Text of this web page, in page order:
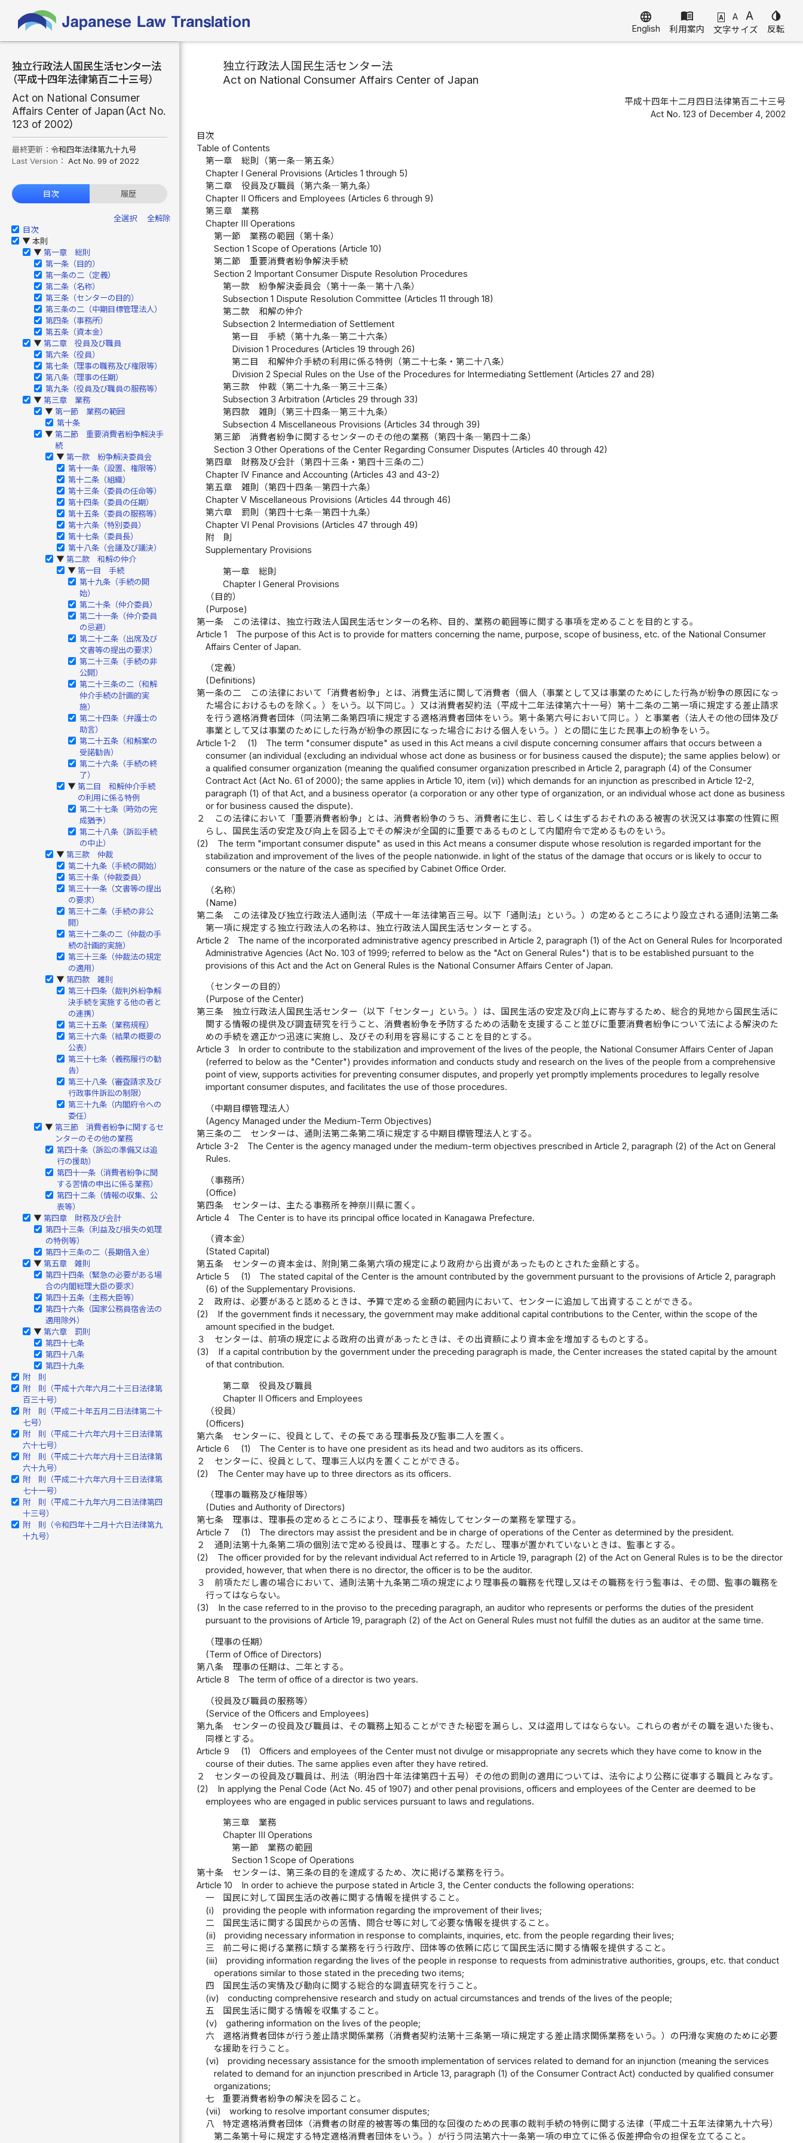
language
English
menu_book
利用案内
A A A
文字サイズ
invert_colors
反転
独立行政法人国民生活センター法
（平成十四年法律第百二十三号）
Act on National Consumer
Affairs Center of Japan（Act No.
123 of 2002）
最終更新： 令和四年法律第九十九号
Last Version： Act No. 99 of 2022
目次 履歴
全選択
全解除
目次
▶ 本則
▶ 第一章 総則
第一条（目的）
第一条の二（定義）
第二条（名称）
第三条（センターの目的）
第三条の二（中期目標管理法人）
第四条（事務所）
第五条（資本金）
▶ 第二章 役員及び職員
第六条（役員）
第七条（理事の職務及び権限等）
第八条（理事の任期）
第九条（役員及び職員の服務等）
▶ 第三章 業務
▶ 第一節 業務の範囲
第十条
▶ 第二節 重要消費者紛争解決手
続
▶ 第一款 紛争解決委員会
第十一条（設置、権限等）
第十二条（組織）
第十三条（委員の任命等）
第十四条（委員の任期）
第十五条（委員の服務等）
第十六条（特別委員）
第十七条（委員長）
第十八条（会議及び議決）
▶ 第二款 和解の仲介
▶ 第一目 手続
第十九条（手続の開
始）
第二十条（仲介委員）
第二十一条（仲介委員
の忌避）
第二十二条（出席及び
文書等の提出の要求）
第二十三条（手続の非
公開）
第二十三条の二（和解
仲介手続の計画的実
施）
第二十四条（弁護士の
助言）
第二十五条（和解案の
受諾勧告）
第二十六条（手続の終
了）
▶ 第二目 和解仲介手続
の利用に係る特例
第二十七条（時効の完
成猶予）
第二十八条（訴訟手続
の中止）
▶ 第三款 仲裁
第二十九条（手続の開始）
第三十条（仲裁委員）
第三十一条（文書等の提出
の要求）
第三十二条（手続の非公
開）
第三十二条の二（仲裁の手
続の計画的実施）
第三十三条（仲裁法の規定
の適用）
▶ 第四款 雑則
第三十四条（裁判外紛争解
決手続を実施する他の者と
の連携）
第三十五条（業務規程）
第三十六条（結果の概要の
公表）
第三十七条（義務履行の勧
告）
第三十八条（審査請求及び
行政事件訴訟の制限）
第三十九条（内閣府令への
委任）
▶ 第三節 消費者紛争に関するセ
ンターのその他の業務
第四十条（訴訟の準備又は追
行の援助）
第四十一条（消費者紛争に関
する苦情の申出に係る業務）
第四十二条（情報の収集、公
表等）
▶ 第四章 財務及び会計
第四十三条（利益及び損失の処理
の特例等）
第四十三条の二（長期借入金）
▶ 第五章 雑則
第四十四条（緊急の必要がある場
合の内閣総理大臣の要求）
第四十五条（主務大臣等）
第四十六条（国家公務員宿舎法の
適用除外）
▶ 第六章 罰則
第四十七条
第四十八条
第四十九条
附 則
附 則（平成十六年六月二十三日法律第
百三十号）
附 則（平成二十年五月二日法律第二十
七号）
附 則（平成二十六年六月十三日法律第
六十七号）
附 則（平成二十六年六月十三日法律第
六十九号）
附 則（平成二十六年六月十三日法律第
七十一号）
附 則（平成二十九年六月二日法律第四
十三号）
附 則（令和四年十二月十六日法律第九
十九号）
独立行政法人国民生活センター法
Act on National Consumer Affairs Center of Japan
平成十四年十二月四日法律第百二十三号
Act No. 123 of December 4, 2002
目次
Table of Contents
第一章 総則（第一条―第五条）
Chapter I General Provisions (Articles 1 through 5)
第二章 役員及び職員（第六条―第九条）
Chapter II Officers and Employees (Articles 6 through 9)
第三章 業務
Chapter III Operations
第一節 業務の範囲（第十条）
Section 1 Scope of Operations (Article 10)
第二節 重要消費者紛争解決手続
Section 2 Important Consumer Dispute Resolution Procedures
第一款 紛争解決委員会（第十一条―第十八条）
Subsection 1 Dispute Resolution Committee (Articles 11 through 18)
第二款 和解の仲介
Subsection 2 Intermediation of Settlement
第一目 手続（第十九条―第二十六条）
Division 1 Procedures (Articles 19 through 26)
第二目 和解仲介手続の利用に係る特例（第二十七条・第二十八条）
Division 2 Special Rules on the Use of the Procedures for Intermediating Settlement (Articles 27 and 28)
第三款 仲裁（第二十九条―第三十三条）
Subsection 3 Arbitration (Articles 29 through 33)
第四款 雑則（第三十四条―第三十九条）
Subsection 4 Miscellaneous Provisions (Articles 34 through 39)
第三節 消費者紛争に関するセンターのその他の業務（第四十条―第四十二条）
Section 3 Other Operations of the Center Regarding Consumer Disputes (Articles 40 through 42)
第四章 財務及び会計（第四十三条・第四十三条の二）
Chapter IV Finance and Accounting (Articles 43 and 43-2)
第五章 雑則（第四十四条―第四十六条）
Chapter V Miscellaneous Provisions (Articles 44 through 46)
第六章 罰則（第四十七条―第四十九条）
Chapter VI Penal Provisions (Articles 47 through 49)
附 則
Supplementary Provisions
第一章 総則
Chapter I General Provisions
（目的）
(Purpose)
第一条
この法律は、独立行政法人国民生活センターの名称、目的、業務の範囲等に関する事項を定めることを目的とする。
Article 1
The purpose of this Act is to provide for matters concerning the name, purpose, scope of business, etc. of the National Consumer
Affairs Center of Japan.
（定義）
(Definitions)
第一条の二
この法律において「消費者紛争」とは、消費生活に関して消費者（個人（事業として又は事業のためにした行為が紛争の原因になっ
た場合におけるものを除く。）をいう。以下同じ。）又は消費者契約法（平成十二年法律第六十一号）第十二条の二第一項に規定する差止請求
を行う適格消費者団体（同法第二条第四項に規定する適格消費者団体をいう。第十条第六号において同じ。）と事業者（法人その他の団体及び
事業として又は事業のためにした行為が紛争の原因になった場合における個人をいう。）との間に生じた民事上の紛争をいう。
Article 1-2
(1)
The term "consumer dispute" as used in this Act means a civil dispute concerning consumer affairs that occurs between a
consumer (an individual (excluding an individual whose act done as business or for business caused the dispute); the same applies below) or
a qualified consumer organization (meaning the qualified consumer organization prescribed in Article 2, paragraph (4) of the Consumer
Contract Act (Act No. 61 of 2000); the same applies in Article 10, item (vi)) which demands for an injunction as prescribed in Article 12-2,
paragraph (1) of that Act, and a business operator (a corporation or any other type of organization, or an individual whose act done as business
or for business caused the dispute).
２
この法律において「重要消費者紛争」とは、消費者紛争のうち、消費者に生じ、若しくは生ずるおそれのある被害の状況又は事案の性質に照
らし、国民生活の安定及び向上を図る上でその解決が全国的に重要であるものとして内閣府令で定めるものをいう。
(2)
The term "important consumer dispute" as used in this Act means a consumer dispute whose resolution is regarded important for the
stabilization and improvement of the lives of the people nationwide. in light of the status of the damage that occurs or is likely to occur to
consumers or the nature of the case as specified by Cabinet Office Order.
（名称）
(Name)
第二条
この法律及び独立行政法人通則法（平成十一年法律第百三号。以下「通則法」という。）の定めるところにより設立される通則法第二条
第一項に規定する独立行政法人の名称は、独立行政法人国民生活センターとする。
Article 2
The name of the incorporated administrative agency prescribed in Article 2, paragraph (1) of the Act on General Rules for Incorporated
Administrative Agencies (Act No. 103 of 1999; referred to below as the "Act on General Rules") that is to be established pursuant to the
provisions of this Act and the Act on General Rules is the National Consumer Affairs Center of Japan.
（センターの目的）
(Purpose of the Center)
第三条
独立行政法人国民生活センター（以下「センター」という。）は、国民生活の安定及び向上に寄与するため、総合的見地から国民生活に
関する情報の提供及び調査研究を行うこと、消費者紛争を予防するための活動を支援すること並びに重要消費者紛争について法による解決のた
めの手続を適正かつ迅速に実施し、及びその利用を容易にすることを目的とする。
Article 3
In order to contribute to the stabilization and improvement of the lives of the people, the National Consumer Affairs Center of Japan
(referred to below as the "Center") provides information and conducts study and research on the lives of the people from a comprehensive
point of view, supports activities for preventing consumer disputes, and properly yet promptly implements procedures to legally resolve
important consumer disputes, and facilitates the use of those procedures.
（中期目標管理法人）
(Agency Managed under the Medium-Term Objectives)
第三条の二
センターは、通則法第二条第二項に規定する中期目標管理法人とする。
Article 3-2
The Center is the agency managed under the medium-term objectives prescribed in Article 2, paragraph (2) of the Act on General
Rules.
（事務所）
(Office)
第四条
センターは、主たる事務所を神奈川県に置く。
Article 4
The Center is to have its principal office located in Kanagawa Prefecture.
（資本金）
(Stated Capital)
第五条
センターの資本金は、附則第二条第六項の規定により政府から出資があったものとされた金額とする。
Article 5
(1)
The stated capital of the Center is the amount contributed by the government pursuant to the provisions of Article 2, paragraph
(6) of the Supplementary Provisions.
２
政府は、必要があると認めるときは、予算で定める金額の範囲内において、センターに追加して出資することができる。
(2)
If the government finds it necessary, the government may make additional capital contributions to the Center, within the scope of the
amount specified in the budget.
３
センターは、前項の規定による政府の出資があったときは、その出資額により資本金を増加するものとする。
(3)
If a capital contribution by the government under the preceding paragraph is made, the Center increases the stated capital by the amount
of that contribution.
第二章 役員及び職員
Chapter II Officers and Employees
（役員）
(Officers)
第六条
センターに、役員として、その長である理事長及び監事二人を置く。
Article 6
(1)
The Center is to have one president as its head and two auditors as its officers.
２
センターに、役員として、理事三人以内を置くことができる。
(2)
The Center may have up to three directors as its officers.
（理事の職務及び権限等）
(Duties and Authority of Directors)
第七条
理事は、理事長の定めるところにより、理事長を補佐してセンターの業務を掌理する。
Article 7
(1)
The directors may assist the president and be in charge of operations of the Center as determined by the president.
２
通則法第十九条第二項の個別法で定める役員は、理事とする。ただし、理事が置かれていないときは、監事とする。
(2)
The officer provided for by the relevant individual Act referred to in Article 19, paragraph (2) of the Act on General Rules is to be the director
provided, however, that when there is no director, the officer is to be the auditor.
３
前項ただし書の場合において、通則法第十九条第二項の規定により理事長の職務を代理し又はその職務を行う監事は、その間、監事の職務を
行ってはならない。
(3)
In the case referred to in the proviso to the preceding paragraph, an auditor who represents or performs the duties of the president
pursuant to the provisions of Article 19, paragraph (2) of the Act on General Rules must not fulfill the duties as an auditor at the same time.
（理事の任期）
(Term of Office of Directors)
第八条
理事の任期は、二年とする。
Article 8
The term of office of a director is two years.
（役員及び職員の服務等）
(Service of the Officers and Employees)
第九条
センターの役員及び職員は、その職務上知ることができた秘密を漏らし、又は盗用してはならない。これらの者がその職を退いた後も、
同様とする。
Article 9
(1)
Officers and employees of the Center must not divulge or misappropriate any secrets which they have come to know in the
course of their duties. The same applies even after they have retired.
２
センターの役員及び職員は、刑法（明治四十年法律第四十五号）その他の罰則の適用については、法令により公務に従事する職員とみなす。
(2)
In applying the Penal Code (Act No. 45 of 1907) and other penal provisions, officers and employees of the Center are deemed to be
employees who are engaged in public services pursuant to laws and regulations.
第三章 業務
Chapter III Operations
第一節 業務の範囲
Section 1 Scope of Operations
第十条
センターは、第三条の目的を達成するため、次に掲げる業務を行う。
Article 10
In order to achieve the purpose stated in Article 3, the Center conducts the following operations:
一
国民に対して国民生活の改善に関する情報を提供すること。
(i)
providing the people with information regarding the improvement of their lives;
二
国民生活に関する国民からの苦情、問合せ等に対して必要な情報を提供すること。
(ii)
providing necessary information in response to complaints, inquiries, etc. from the people regarding their lives;
三
前二号に掲げる業務に類する業務を行う行政庁、団体等の依頼に応じて国民生活に関する情報を提供すること。
(iii)
providing information regarding the lives of the people in response to requests from administrative authorities, groups, etc. that conduct
operations similar to those stated in the preceding two items;
四
国民生活の実情及び動向に関する総合的な調査研究を行うこと。
(iv)
conducting comprehensive research and study on actual circumstances and trends of the lives of the people;
五
国民生活に関する情報を収集すること。
(v)
gathering information on the lives of the people;
六
適格消費者団体が行う差止請求関係業務（消費者契約法第十三条第一項に規定する差止請求関係業務をいう。）の円滑な実施のために必要
な援助を行うこと。
(vi)
providing necessary assistance for the smooth implementation of services related to demand for an injunction (meaning the services
related to demand for an injunction prescribed in Article 13, paragraph (1) of the Consumer Contract Act) conducted by qualified consumer
organizations;
七
重要消費者紛争の解決を図ること。
(vii)
working to resolve important consumer disputes;
八
特定適格消費者団体（消費者の財産的被害等の集団的な回復のための民事の裁判手続の特例に関する法律（平成二十五年法律第九十六号）
第二条第十号に規定する特定適格消費者団体をいう。）が行う同法第六十一条第一項の申立てに係る仮差押命令の担保を立てること。